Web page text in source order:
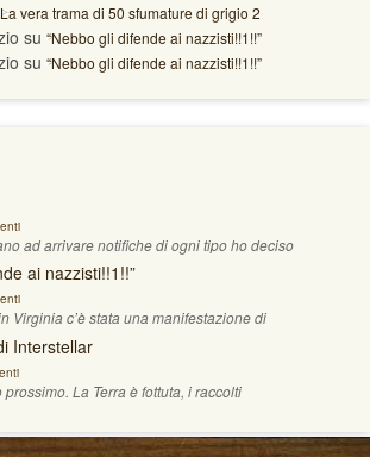
La vera trama di 50 sfumature di grigio 2
su “Nebbo gli difende ai nazzisti!!1!!”
su “Nebbo gli difende ai nazzisti!!1!!”
ad arrivare notifiche di ogni tipo ho deciso
ai nazzisti!!1!!”
Virginia c’è stata una manifestazione di
Interstellar
La Terra è fottuta, i raccolti